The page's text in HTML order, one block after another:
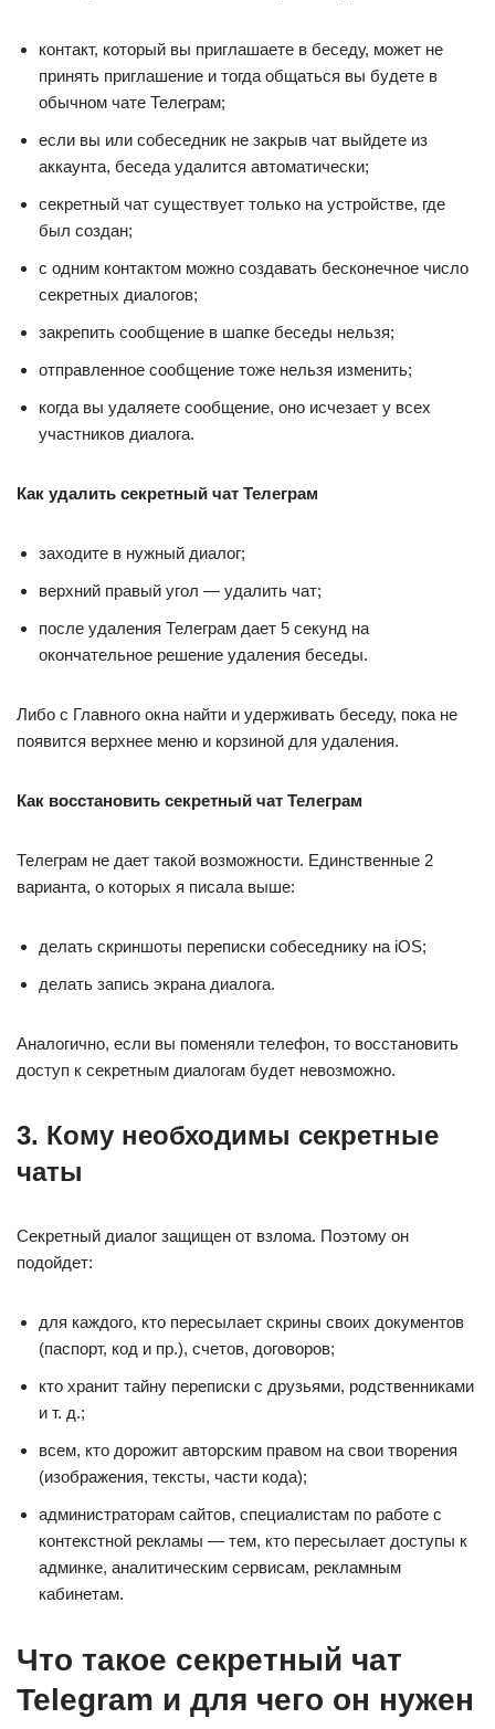
контакт, который вы приглашаете в беседу, может не
принять приглашение и тогда общаться вы будете в
обычном чате Телеграм;
если вы или собеседник не закрыв чат выйдете из
аккаунта, беседа удалится автоматически;
секретный чат существует только на устройстве, где
был создан;
с одним контактом можно создавать бесконечное число
секретных диалогов;
закрепить сообщение в шапке беседы нельзя;
отправленное сообщение тоже нельзя изменить;
когда вы удаляете сообщение, оно исчезает у всех
участников диалога.
Как удалить секретный чат Телеграм
заходите в нужный диалог;
верхний правый угол — удалить чат;
после удаления Телеграм дает 5 секунд на
окончательное решение удаления беседы.
Либо с Главного окна найти и удерживать беседу, пока не
появится верхнее меню и корзиной для удаления.
Как восстановить секретный чат Телеграм
Телеграм не дает такой возможности. Единственные 2
варианта, о которых я писала выше:
делать скриншоты переписки собеседнику на iOS;
делать запись экрана диалога.
Аналогично, если вы поменяли телефон, то восстановить
доступ к секретным диалогам будет невозможно.
3. Кому необходимы секретные
чаты
Секретный диалог защищен от взлома. Поэтому он
подойдет:
для каждого, кто пересылает скрины своих документов
(паспорт, код и пр.), счетов, договоров;
кто хранит тайну переписки с друзьями, родственниками
и т. д.;
всем, кто дорожит авторским правом на свои творения
(изображения, тексты, части кода);
администраторам сайтов, специалистам по работе с
контекстной рекламы — тем, кто пересылает доступы к
админке, аналитическим сервисам, рекламным
кабинетам.
Что такое секретный чат
Telegram и для чего он нужен